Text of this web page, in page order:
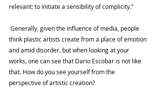
relevant: to initiate a sensibility of complicity.”
think plastic artists create from a place of emotion
and amid disorder, but when looking at your
works, one can see that Dario Escobar is not like
that. How do you see yourself from the
perspective of artistic creation?